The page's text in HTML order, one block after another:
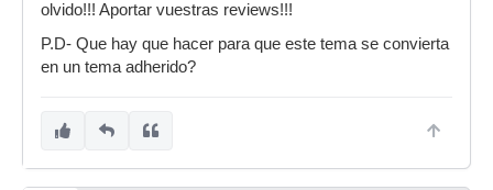
olvido!!! Aportar vuestras reviews!!!
P.D- Que hay que hacer para que este tema se convierta
en un tema adherido?